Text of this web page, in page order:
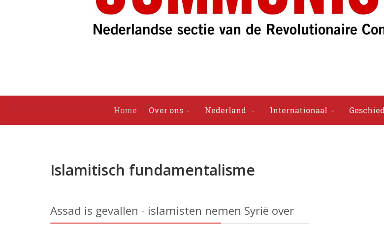
Home Over ons Nederland Internationaal
Islamitisch fundamentalisme
Assad is gevallen - islamisten nemen Syrië over